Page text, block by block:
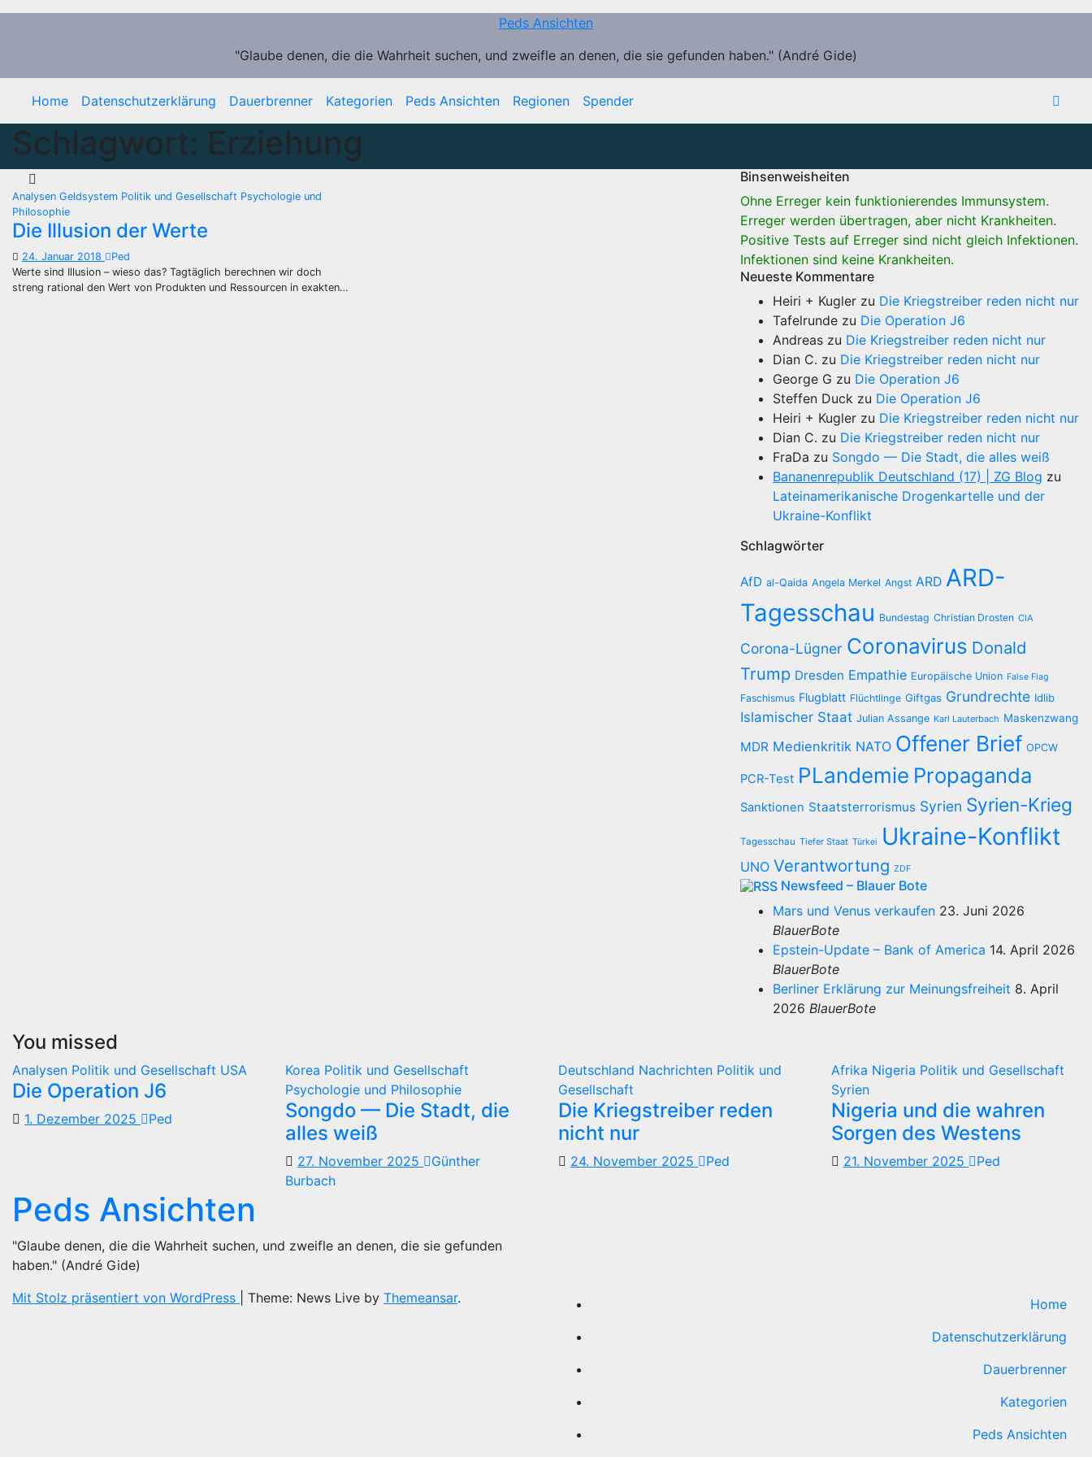
Zum
Peds Ansichten
"Glaube denen, die die Wahrheit suchen, und zweifle an denen, die sie gefunden haben." (André Gide)
Home Datenschutzerklärung Dauerbrenner Kategorien Peds Ansichten Regionen Spender
Schlagwort: Erziehung
Analysen Geldsystem Politik und Gesellschaft Psychologie und
Philosophie
Die Illusion der Werte
24. Januar 2018
Ped
Werte sind Illusion – wieso das? Tagtäglich berechnen wir doch
streng rational den Wert von Produkten und Ressourcen in exakten…
Binsenweisheiten
Ohne Erreger kein funktionierendes Immunsystem.
Erreger werden übertragen, aber nicht Krankheiten.
Positive Tests auf Erreger sind nicht gleich Infektionen.
Infektionen sind keine Krankheiten.
Neueste Kommentare
Heiri + Kugler zu Die Kriegstreiber reden nicht nur
Tafelrunde zu Die Operation J6
Andreas zu Die Kriegstreiber reden nicht nur
Dian C. zu Die Kriegstreiber reden nicht nur
George G zu Die Operation J6
Steffen Duck zu Die Operation J6
Heiri + Kugler zu Die Kriegstreiber reden nicht nur
Dian C. zu Die Kriegstreiber reden nicht nur
FraDa zu Songdo — Die Stadt, die alles weiß
Bananenrepublik Deutschland (17) | ZG Blog zu
Lateinamerikanische Drogenkartelle und der
Ukraine-Konflikt
Schlagwörter
AfD al-Qaida Angela Merkel Angst ARD ARD-
Tagesschau Bundestag Christian Drosten CIA
Corona-Lügner Coronavirus Donald
Trump Dresden Empathie Europäische Union False Flag
Faschismus Flugblatt Flüchtlinge Giftgas Grundrechte Idlib
Islamischer Staat Julian Assange Karl Lauterbach Maskenzwang
MDR Medienkritik NATO Offener Brief OPCW
PCR-Test PLandemie Propaganda
Sanktionen Staatsterrorismus Syrien Syrien-Krieg
Tagesschau Tiefer Staat Türkei Ukraine-Konflikt
UNO Verantwortung ZDF
Newsfeed – Blauer Bote
Mars und Venus verkaufen 23. Juni 2026
BlauerBote
Epstein-Update – Bank of America 14. April 2026
BlauerBote
Berliner Erklärung zur Meinungsfreiheit 8. April
2026 BlauerBote
You missed
Analysen Politik und Gesellschaft USA
Die Operation J6
1. Dezember 2025 Ped
Korea Politik und Gesellschaft
Psychologie und Philosophie
Songdo — Die Stadt, die
alles weiß
27. November 2025
Günther
Burbach
Deutschland Nachrichten Politik und
Gesellschaft
Die Kriegstreiber reden
nicht nur
24. November 2025 Ped
Afrika Nigeria Politik und Gesellschaft
Syrien
Nigeria und die wahren
Sorgen des Westens
21. November 2025 Ped
Peds Ansichten
"Glaube denen, die die Wahrheit suchen, und zweifle an denen, die sie gefunden
haben." (André Gide)
Mit Stolz präsentiert von WordPress
Theme: News Live by Themeansar.
Home
Datenschutzerklärung
Dauerbrenner
Kategorien
Peds Ansichten